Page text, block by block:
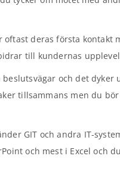
deras första kontakt
till kundernas
och det dyker
tillsammans men du
GIT och andra IT-
och mest i Excel och